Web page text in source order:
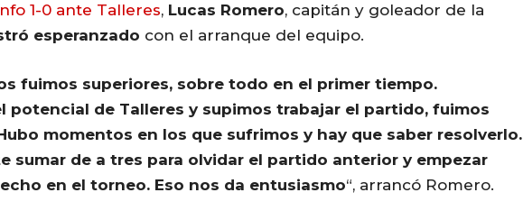
1-0 ante Talleres, Lucas Romero, capitán y goleador de la
esperanzado con el arranque del equipo.
fuimos superiores, sobre todo en el primer tiempo.
potencial de Talleres y supimos trabajar el partido, fuimos
momentos en los que sufrimos y hay que saber resolverlo.
sumar de a tres para olvidar el partido anterior y empezar
en el torneo. Eso nos da entusiasmo“, arrancó Romero.